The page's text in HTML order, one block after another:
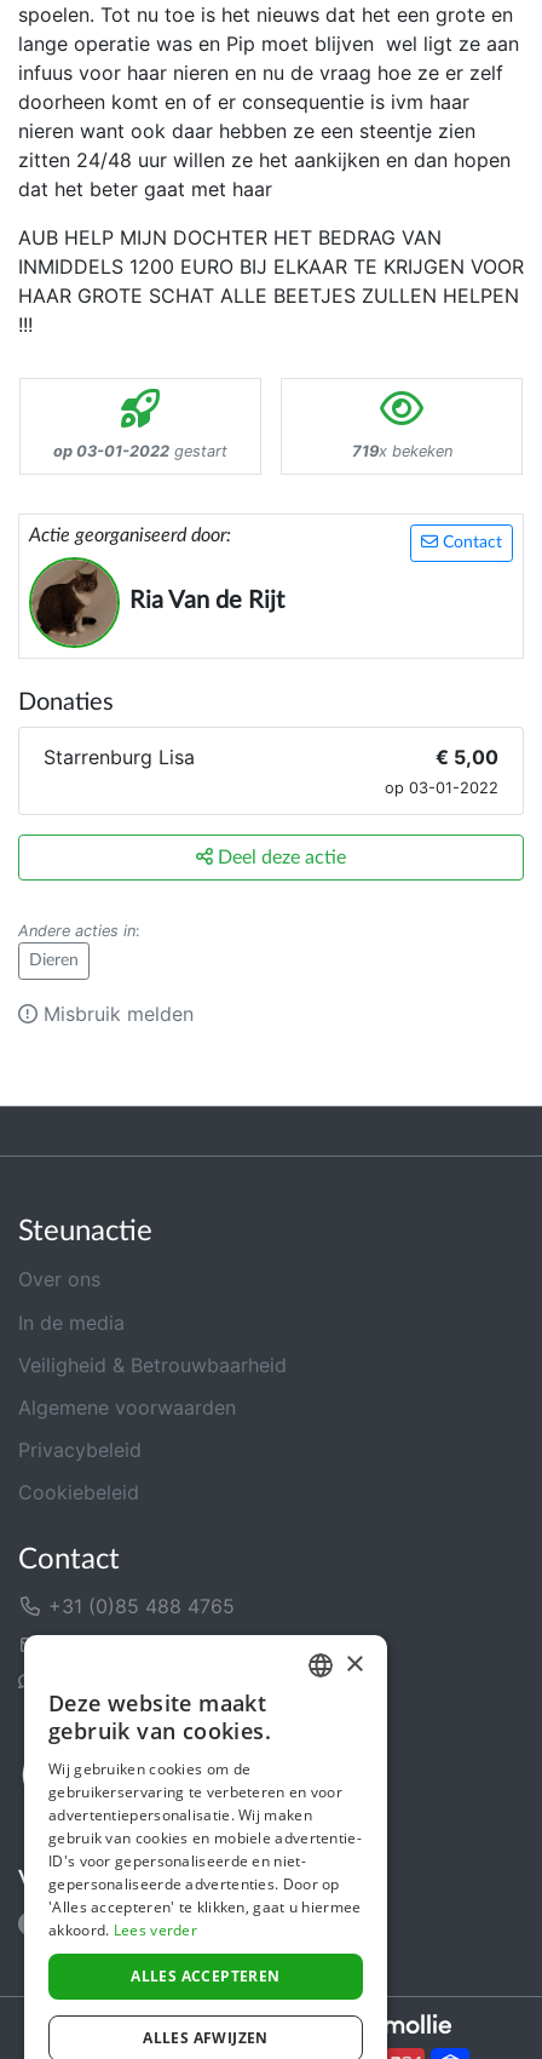
spoelen. Tot nu toe is het nieuws dat het een grote en
lange operatie was en Pip moet blijven wel ligt ze aan
infuus voor haar nieren en nu de vraag hoe ze er zelf
doorheen komt en of er consequentie is ivm haar
nieren want ook daar hebben ze een steentje zien
zitten 24/48 uur willen ze het aankijken en dan hopen
dat het beter gaat met haar
AUB HELP MIJN DOCHTER HET BEDRAG VAN
INMIDDELS 1200 EURO BIJ ELKAAR TE KRIJGEN VOOR
HAAR GROTE SCHAT ALLE BEETJES ZULLEN HELPEN
!!!
op 03-01-2022 gestart 719x bekeken
Contact
Actie georganiseerd door:
Ria Van de Rijt
Donaties
Starrenburg Lisa € 5,00
op 03-01-2022
Deel deze actie
Andere acties in:
Dieren
Misbruik melden
Steunactie
Over ons
In de media
Veiligheid & Betrouwbaarheid
Algemene voorwaarden
Privacybeleid
Cookiebeleid
Contact
+31 (0)85 488 4765
Volg ons
Secure payments powered by
ENGLISH
×
Deze website maakt
gebruik van cookies.
Wij gebruiken cookies om de
gebruikerservaring te verbeteren en voor
advertentiepersonalisatie. Wij maken
gebruik van cookies en mobiele advertentie-
ID's voor gepersonaliseerde en niet-
gepersonaliseerde advertenties. Door op
'Alles accepteren' te klikken, gaat u hiermee
akkoord. Lees verder
ALLES ACCEPTEREN
ALLES AFWIJZEN